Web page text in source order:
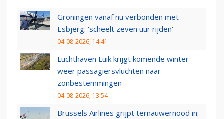
Groningen vanaf nu verbonden met
Esbjerg: 'scheelt zeven uur rijden'
04-08-2026, 14:41
Luchthaven Luik krijgt komende winter
weer passagiersvluchten naar
zonbestemmingen
04-08-2026, 13:54
Brussels Airlines grijpt ternauwernood in: